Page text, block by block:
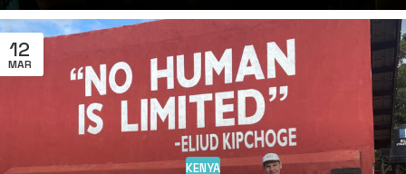
12
MAR
KENYA